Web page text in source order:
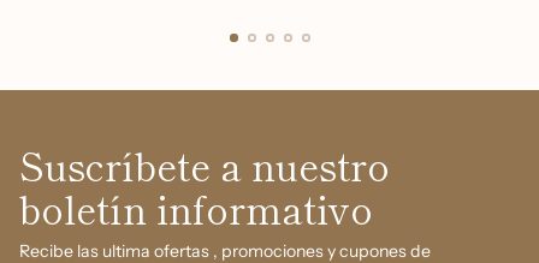
Suscríbete a nuestro
boletín informativo
Recibe las ultima ofertas , promociones y cupones de